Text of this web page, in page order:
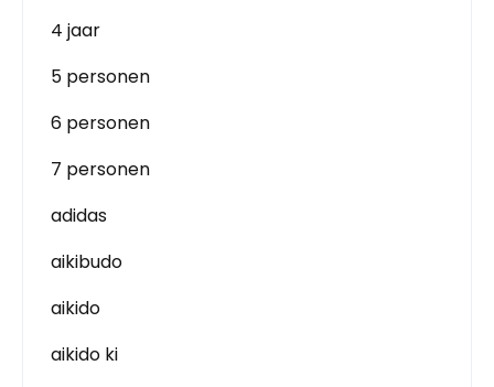
4 jaar
5 personen
6 personen
7 personen
adidas
aikibudo
aikido
aikido ki